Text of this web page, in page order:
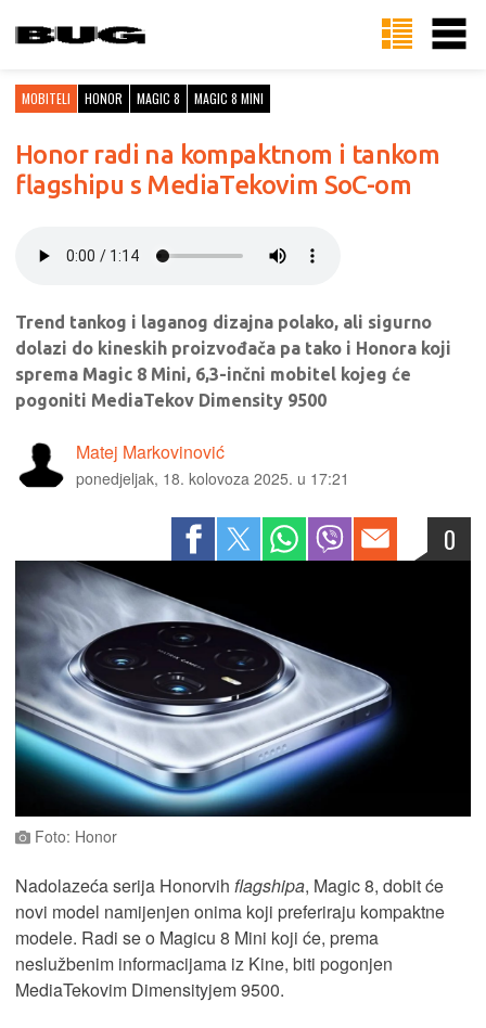
MOBITELI HONOR MAGIC 8 MAGIC 8 MINI
Honor radi na kompaktnom i tankom
flagshipu s MediaTekovim SoC-om
Trend tankog i laganog dizajna polako, ali sigurno
dolazi do kineskih proizvođača pa tako i Honora koji
sprema Magic 8 Mini, 6,3-inčni mobitel kojeg će
pogoniti MediaTekov Dimensity 9500
Matej Markovinović
ponedjeljak, 18. kolovoza 2025. u 17:21
0
Foto: Honor
Nadolazeća serija Honorvih flagshipa, Magic 8, dobit će
novi model namijenjen onima koji preferiraju kompaktne
modele. Radi se o Magicu 8 Mini koji će, prema
neslužbenim informacijama iz Kine, biti pogonjen
MediaTekovim Dimensityjem 9500.